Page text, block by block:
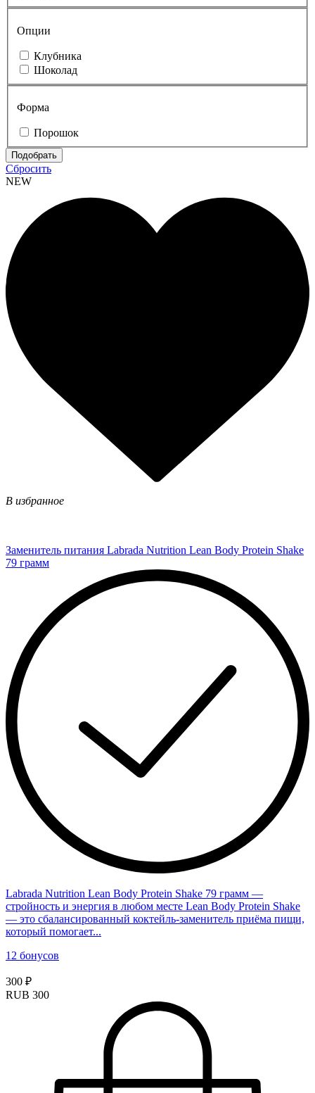
Опции
Клубника
Шоколад
Форма
Порошок
Сбросить
NEW
В избранное
Заменитель питания Labrada Nutrition Lean Body Protein Shake
79 грамм
Labrada Nutrition Lean Body Protein Shake 79 грамм —
стройность и энергия в любом месте Lean Body Protein Shake
— это сбалансированный коктейль-заменитель приёма пищи,
который помогает...
12 бонусов
300 ₽
RUB 300